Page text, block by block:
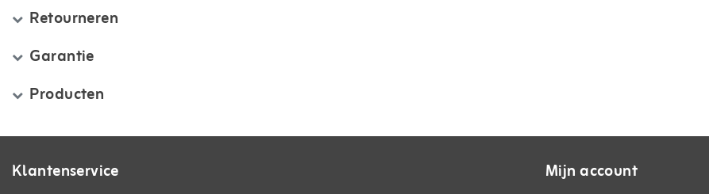
Retourneren
Garantie
Producten
Klantenservice Mijn account